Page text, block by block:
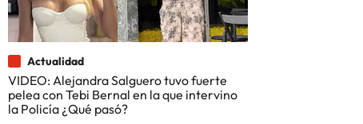
Actualidad
VIDEO: Alejandra Salguero tuvo fuerte
pelea con Tebi Bernal en la que intervino
la Policía ¿Qué pasó?